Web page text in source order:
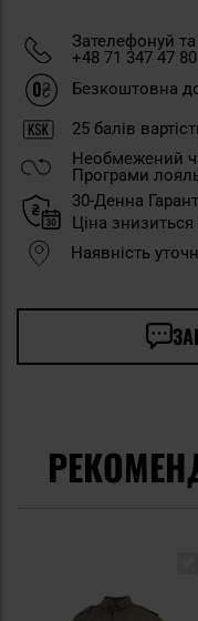
Зателефонуй
+48 71 347 47 80
Безкоштовна
25 балів
Необмежений
Програми
30-Денна
Ціна
Наявність